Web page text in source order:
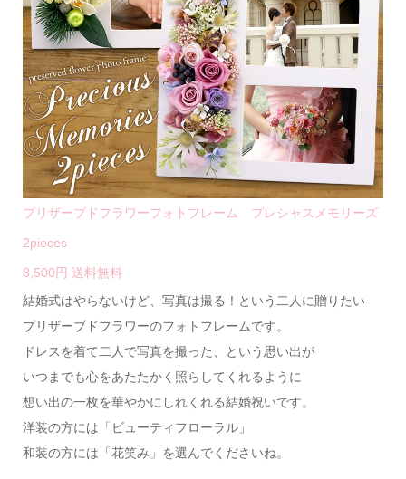
プリザーブドフラワーフォトフレーム プレシャスメモリーズ
2pieces
8,500円 送料無料
結婚式はやらないけど、写真は撮る！という二人に贈りたい
プリザーブドフラワーのフォトフレームです。
ドレスを着て二人で写真を撮った、という思い出が
いつまでも心をあたたかく照らしてくれるように
想い出の一枚を華やかにしれくれる結婚祝いです。
洋装の方には「ビューティフローラル」
和装の方には「花笑み」を選んでくださいね。